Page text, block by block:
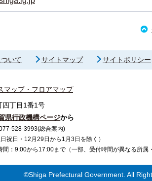
いて サイトマップ サイトポリシー
マップ・フロアマップ
四丁目1番1号
県行政機構ページから
528-3993(総合案内)
祝日・12月29日から1月3日を除く）
：9:00から17:00まで（一部、受付時間が異なる所属
©Shiga Prefectural Government. All